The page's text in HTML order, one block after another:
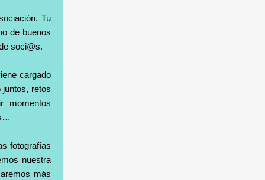
Tu
de buenos
soci@s.
cargado
retos
momentos
fotografías
nuestra
más